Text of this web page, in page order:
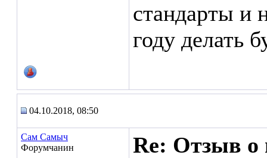
стандарты и
году делать
04.10.2018, 08:50
Сам Самыч
Форумчанин
Re: Отзыв о